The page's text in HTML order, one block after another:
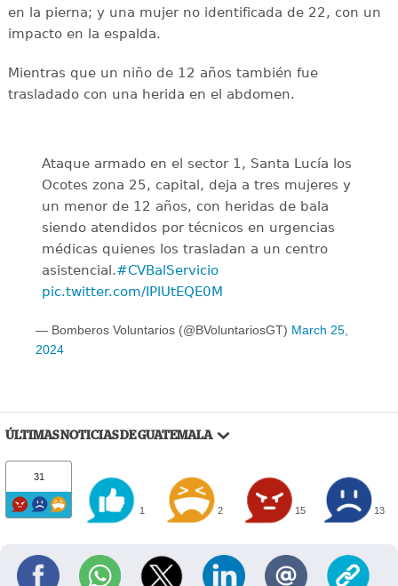
en la pierna; y una mujer no identificada de 22, con un
impacto en la espalda.
Mientras que un niño de 12 años también fue
trasladado con una herida en el abdomen.
Ataque armado en el sector 1, Santa Lucía los
Ocotes zona 25, capital, deja a tres mujeres y
un menor de 12 años, con heridas de bala
siendo atendidos por técnicos en urgencias
médicas quienes los trasladan a un centro
asistencial.#CVBalServicio
pic.twitter.com/IPlUtEQE0M
— Bomberos Voluntarios (@BVoluntariosGT) March 25,
2024
ÚLTIMAS NOTICIAS DE GUATEMALA
31
1 2 15 13